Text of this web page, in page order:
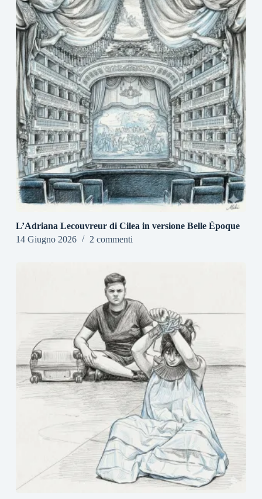
L’Adriana Lecouvreur di Cilea in versione Belle Époque
14 Giugno 2026
2 commenti